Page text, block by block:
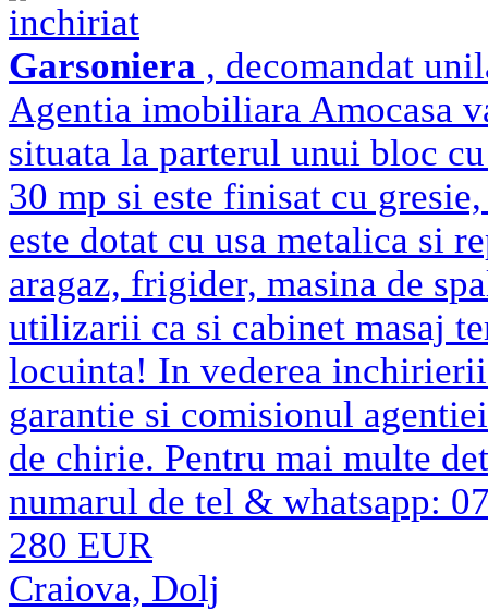
inchiriat
Garsoniera , decomandat
Agentia imobiliara Amocasa
situata la parterul unui bloc
30 mp si este finisat cu
este dotat cu usa metalica si
aragaz, frigider, masina de
utilizarii ca si cabinet masaj
locuinta! In vederea
garantie si comisionul
de chirie. Pentru mai multe
numarul de tel & whatsapp:
280 EUR
Craiova, Dolj